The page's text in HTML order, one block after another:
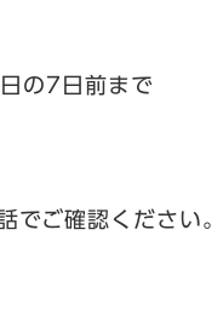
の7日前まで
ご確認ください。